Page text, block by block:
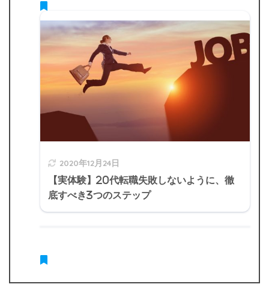
2020年12月24日
【実体験】20代転職失敗しないように、徹
底すべき3つのステップ